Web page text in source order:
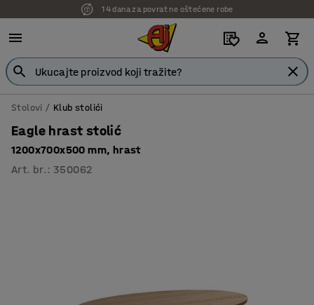
14 dana za povrat ne oštećene robe
Stolovi Klub stolići
Eagle hrast stolić
1200x700x500 mm, hrast
Art. br. : 350062